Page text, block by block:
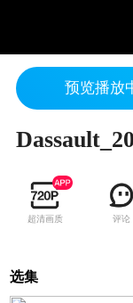
预览播放
超清画质 评论
选集